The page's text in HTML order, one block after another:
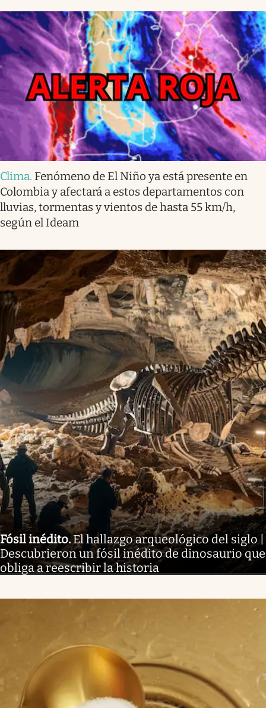
Clima. Fenómeno de El Niño ya está presente en
Colombia y afectará a estos departamentos con
lluvias, tormentas y vientos de hasta 55 km/h,
según el Ideam
Fósil inédito. El hallazgo arqueológico del siglo |
Descubrieron un fósil inédito de dinosaurio que
obliga a reescribir la historia